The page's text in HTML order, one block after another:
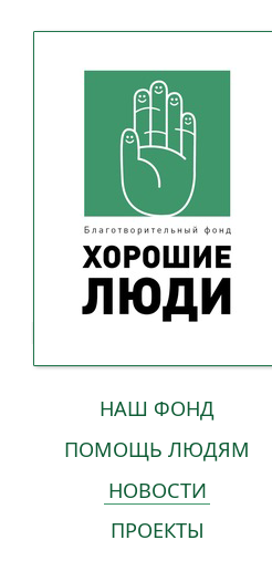
НАШ ФОНД
ПОМОЩЬ ЛЮДЯМ
НОВОСТИ
ПРОЕКТЫ